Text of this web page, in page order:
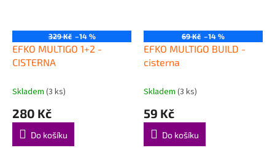
329 Kč –14 %
EFKO MULTIGO 1+2 -
CISTERNA
Skladem (3 ks)
280 Kč
Do košíku
69 Kč –14 %
EFKO MULTIGO BUILD -
cisterna
Skladem (3 ks)
59 Kč
Do košíku